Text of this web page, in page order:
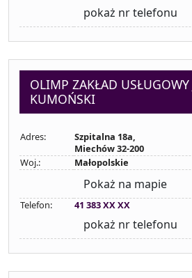
pokaż nr telefonu
OLIMP ZAKŁAD USŁUGOWY
KUMOŃSKI
Adres:
Szpitalna 18a,
Miechów 32-200
Woj.:
Małopolskie
Pokaż na mapie
Telefon: 41 383 XX XX
pokaż nr telefonu